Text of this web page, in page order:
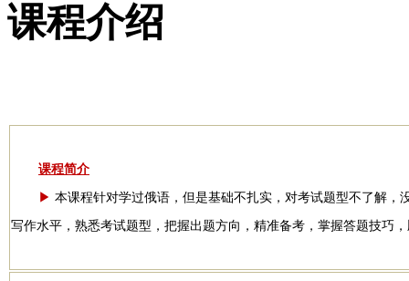
课程介绍
课程简介
▶ 本课程针对学过俄语，但是基础不扎实，对考试题型不了解
写作水平，熟悉考试题型，把握出题方向，精准备考，掌握答题技巧